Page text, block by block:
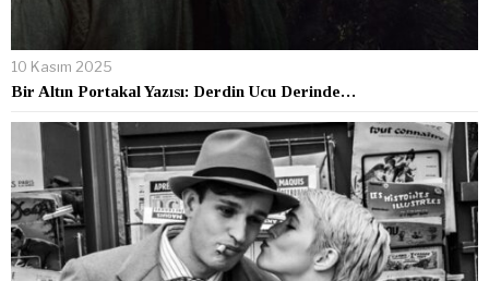
10 Kasım 2025
Bir Altın Portakal Yazısı: Derdin Ucu Derinde…